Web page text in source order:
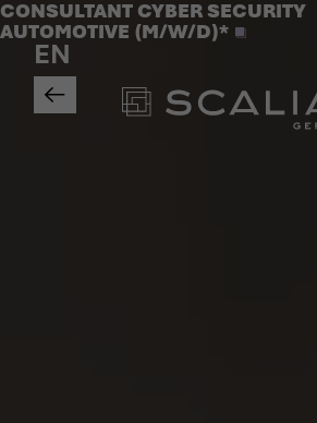
>
EN
Jobs
CONSULTANT CYBER SECURITY
AUTOMOTIVE (M/W/D)*